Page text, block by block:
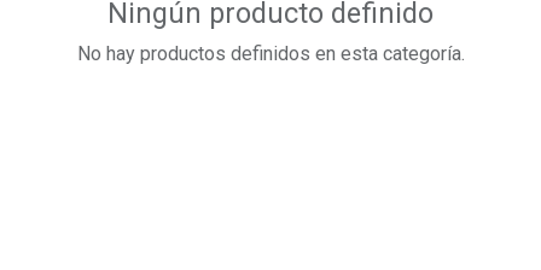
Ningún producto definido
No hay productos definidos en esta categoría.